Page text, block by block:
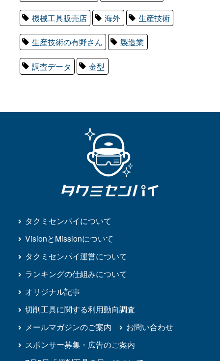
機械工具販売店 海外 生産技術
生産技術の有野さん 製造業
調査データ 金型
タクミセンパイについて
VisionとMissionについて
タクミセンパイ運営について
ランキングの仕組みについて
オリジナル記事
切削工具に関する利用動向調査
メールマガジンのご案内
お問い合わせ
スポンサー募集・広告のご案内